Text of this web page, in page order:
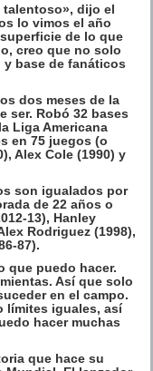
talentoso», dijo el
lo vimos el año
de lo que
creo que no solo
base de fanáticos
dos meses de la
ser. Robó 32 bases
Liga Americana
en 75 juegos (o
Alex Cole (1990) y
son igualados por
de 22 años o
13), Hanley
Rodriguez (1998),
87).
que puedo hacer.
Así que solo
en el campo.
límites iguales, así
hacer muchas
que hace su